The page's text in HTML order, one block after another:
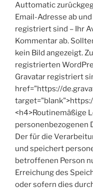
Auttomatic
Email-Adresse ab
registriert sind – Ihr
Kommentar ab.
kein Bild angezeigt.
registrierten
Gravatar registriert
href="https://
<h4>Routinemäßige
personenbezogenen
Der für die
und speichert
betroffenen Person
Erreichung des
oder sofern dies